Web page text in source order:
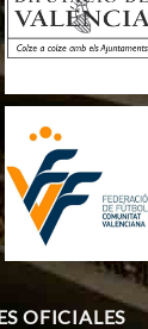
OFICIALES